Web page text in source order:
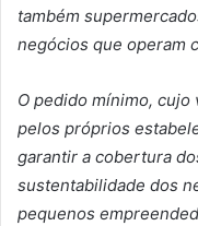
também
negócios que operam
O pedido mínimo,
pelos próprios
garantir a cobertura
sustentabilidade dos
pequenos